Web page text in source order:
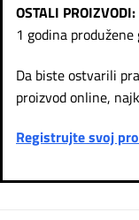
OSTALI PROIZVODI:
1 godina
Da biste ostvarili
proizvod online,
Registrujte svoj